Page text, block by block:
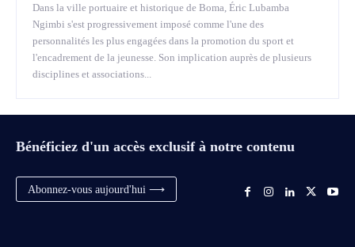
Dans la ville portuaire et historique de Boma, Éric Lubamba
Ngimbi s'est progressivement imposé comme l'une des
personnalités les plus engagées dans la promotion du sport et
l'encadrement de la jeunesse. Son implication auprès de plusieurs
disciplines et associations...
Bénéficiez d'un accès exclusif à notre contenu
Abonnez-vous aujourd'hui ⟶